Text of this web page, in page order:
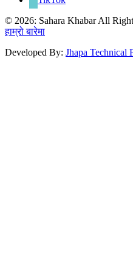
© 2026: Sahara Khabar All
हाम्रो बारेमा
Developed By: Jhapa Technical